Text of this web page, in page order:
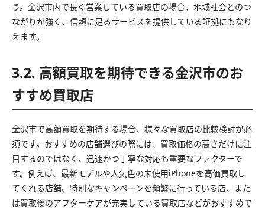
う。金沢市内で長く営業している買取店の場合、地域社会とのつ
ながりが強く、信頼に足るサービスを提供している証拠にもなり
えます。
3.2. 高額買取を期待できる金沢市のお
すすめ買取店
金沢市で高額買取を期待する場合、様々な買取店の比較検討が必
須です。おすすめの店舗選びの際には、買取価格の高さだけに注
目するのではなく、迅速かつ丁寧な対応も重要なファクターで
す。例えば、最新モデルや人気色の未使用iPhoneを高価買取し
てくれる店舗、特別なキャンペーンを頻繁に行っている店、また
は買取後のアフターケアが充実している買取店などがおすすめで